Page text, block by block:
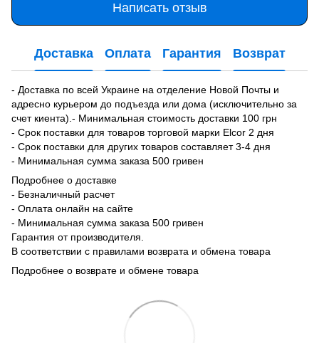
Написать отзыв
Доставка Оплата Гарантия Возврат
- Доставка по всей Украине на отделение Новой Почты и
адресно курьером до подъезда или дома (исключительно за
счет киента).- Минимальная стоимость доставки 100 грн
- Срок поставки для товаров торговой марки Elcor 2 дня
- Срок поставки для других товаров составляет 3-4 дня
- Минимальная сумма заказа 500 гривен
Подробнее о доставке
- Безналичный расчет
- Оплата онлайн на сайте
- Минимальная сумма заказа 500 гривен
Гарантия от производителя.
В соответствии с правилами возврата и обмена товара
Подробнее о возврате и обмене товара